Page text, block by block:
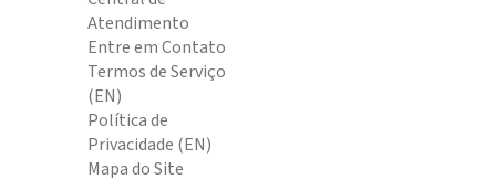
Atendimento
Entre em Contato
Termos de Serviço
(EN)
Política de
Privacidade (EN)
Mapa do Site